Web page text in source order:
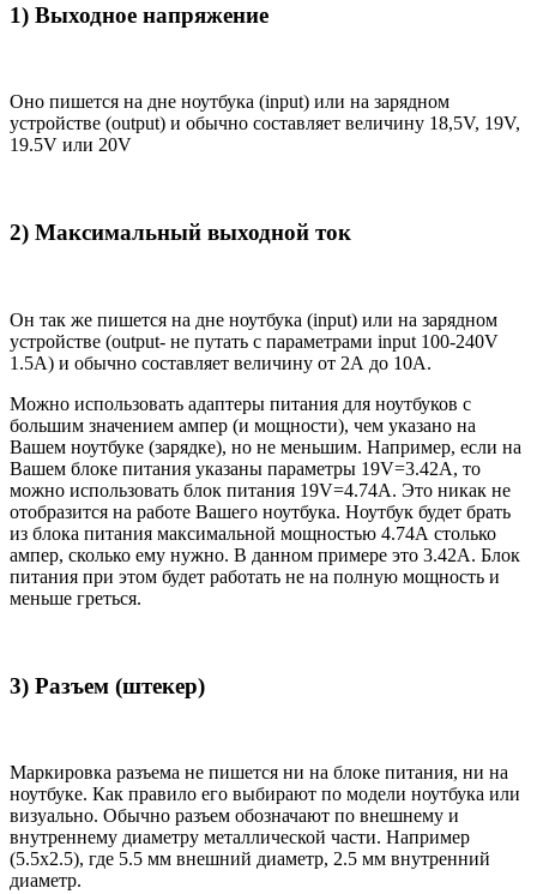
1) Выходное напряжение
Оно пишется на дне ноутбука (input) или на зарядном
устройстве (output) и обычно составляет величину 18,5V, 19V,
19.5V или 20V
2) Максимальный выходной ток
Он так же пишется на дне ноутбука (input) или на зарядном
устройстве (output- не путать с параметрами input 100-240V
1.5A) и обычно составляет величину от 2А до 10A.
Можно использовать адаптеры питания для ноутбуков с
большим значением ампер (и мощности), чем указано на
Вашем ноутбуке (зарядке), но не меньшим. Например, если на
Вашем блоке питания указаны параметры 19V=3.42A, то
можно использовать блок питания 19V=4.74A. Это никак не
отобразится на работе Вашего ноутбука. Ноутбук будет брать
из блока питания максимальной мощностью 4.74А столько
ампер, сколько ему нужно. В данном примере это 3.42А. Блок
питания при этом будет работать не на полную мощность и
меньше греться.
3) Разъем (штекер)
Маркировка разъема не пишется ни на блоке питания, ни на
ноутбуке. Как правило его выбирают по модели ноутбука или
визуально. Обычно разъем обозначают по внешнему и
внутреннему диаметру металлической части. Например
(5.5x2.5), где 5.5 мм внешний диаметр, 2.5 мм внутренний
диаметр.